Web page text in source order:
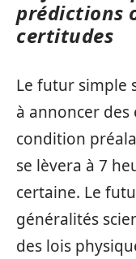
prédictions
certitudes
Le futur simple
à annoncer des
condition
se lèvera à 7
certaine. Le
généralités
des lois